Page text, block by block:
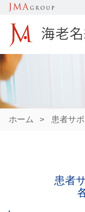
ホーム > 患者サ
患者